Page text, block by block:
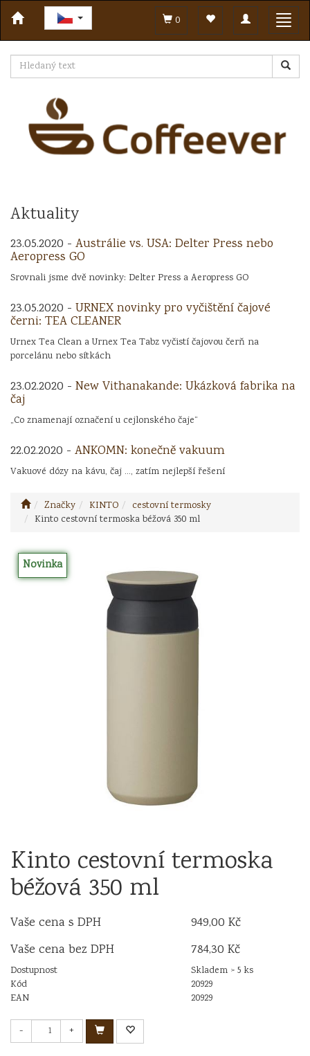
Toggle
navigation
0
Aktuality
23.05.2020 - Austrálie vs. USA: Delter Press nebo
Aeropress GO
Srovnali jsme dvě novinky: Delter Press a Aeropress GO
23.05.2020 - URNEX novinky pro vyčištění čajové
černi: TEA CLEANER
Urnex Tea Clean a Urnex Tea Tabz vyčistí čajovou čerň na
porcelánu nebo sítkách
23.02.2020 - New Vithanakande: Ukázková fabrika na
čaj
„Co znamenají označení u cejlonského čaje“
22.02.2020 - ANKOMN: konečně vakuum
Vakuové dózy na kávu, čaj ..., zatím nejlepší řešení
Značky KINTO
cestovní termosky
Kinto cestovní termoska béžová 350 ml
Novinka
Kinto cestovní termoska
béžová 350 ml
Vaše cena s DPH
949,00 Kč
Vaše cena bez DPH
784,30 Kč
Dostupnost
Skladem > 5 ks
Kód
20929
EAN
20929
- +